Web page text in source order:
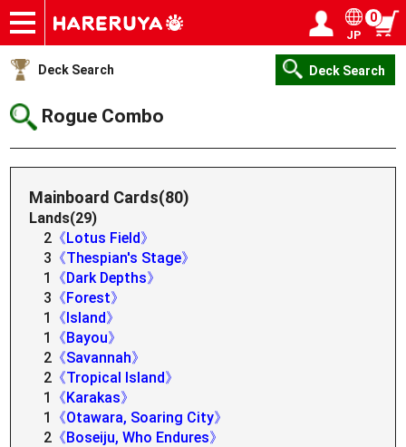
Onlineshop
Articles
Deck Search
Sponsored Players
Shop Info
Event Schedule
Help
Contact
JP
0
Deck Search Deck Search
Rogue Combo
Mainboard Cards(80)
Lands(29)
2 《Lotus Field》
3 《Thespian's Stage》
1
《Dark Depths》
3 《Forest》
1
《Island》
1
《Bayou》
2 《Savannah》
2 《Tropical Island》
1
《Karakas》
1
《Otawara, Soaring City》
2 《Boseiju, Who Endures》